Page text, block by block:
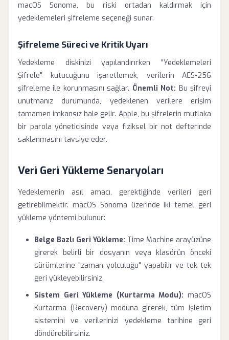
macOS Sonoma, bu riski ortadan kaldırmak için
yedeklemeleri şifreleme seçeneği sunar.
Şifreleme Süreci ve Kritik Uyarı
Yedekleme diskinizi yapılandırırken "Yedeklemeleri
Şifrele" kutucuğunu işaretlemek, verilerin AES-256
şifreleme ile korunmasını sağlar. Önemli Not: Bu şifreyi
unutmanız durumunda, yedeklenen verilere erişim
tamamen imkansız hale gelir. Apple, bu şifrelerin mutlaka
bir parola yöneticisinde veya fiziksel bir not defterinde
saklanmasını tavsiye eder.
Veri Geri Yükleme Senaryoları
Yedeklemenin asıl amacı, gerektiğinde verileri geri
getirebilmektir. macOS Sonoma üzerinde iki temel geri
yükleme yöntemi bulunur:
Belge Bazlı Geri Yükleme: Time Machine arayüzüne
girerek belirli bir dosyanın veya klasörün önceki
sürümlerine "zaman yolculuğu" yapabilir ve tek tek
geri yükleyebilirsiniz.
Sistem Geri Yükleme (Kurtarma Modu): macOS
Kurtarma (Recovery) moduna girerek, tüm işletim
sistemini ve verilerinizi yedekleme tarihine geri
döndürebilirsiniz.